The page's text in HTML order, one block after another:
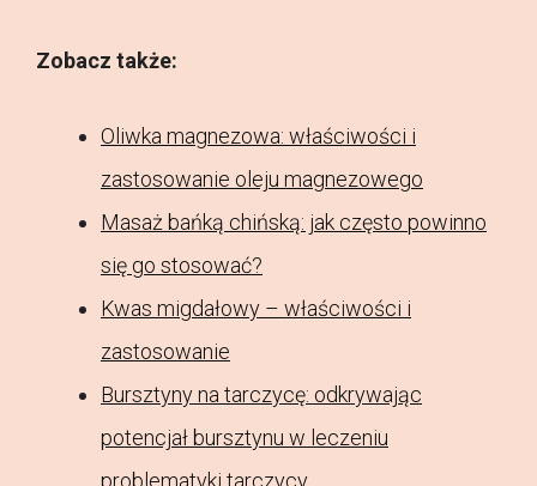
Zobacz także:
Oliwka magnezowa: właściwości i
zastosowanie oleju magnezowego
Masaż bańką chińską: jak często powinno
się go stosować?
Kwas migdałowy – właściwości i
zastosowanie
Bursztyny na tarczycę: odkrywając
potencjał bursztynu w leczeniu
problematyki tarczycy